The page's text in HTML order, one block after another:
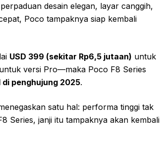
desain elegan, layar canggih,
Poco tampaknya siap kembali
USD 399 (sekitar Rp6,5 jutaan) untuk
untuk versi Pro—maka Poco F8 Series
penghujung 2025.
satu hal: performa tinggi tak
Series, janji itu tampaknya akan kembali